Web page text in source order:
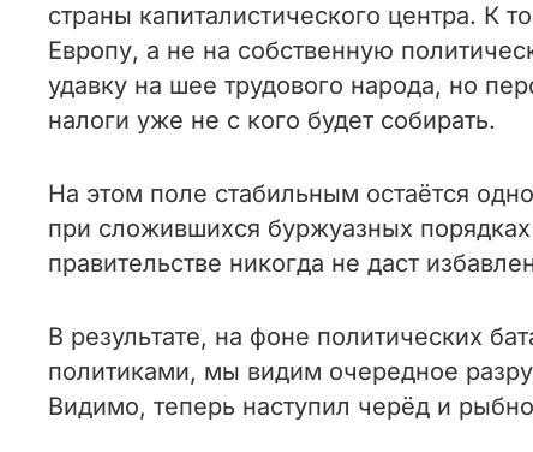
страны капиталистического центра. К
Европу, а не на собственную
удавку на шее трудового народа, но
налоги уже не с кого будет собирать.
На этом поле стабильным остаётся
при сложившихся буржуазных
правительстве никогда не даст
В результате, на фоне политических
политиками, мы видим очередное
Видимо, теперь наступил черёд и